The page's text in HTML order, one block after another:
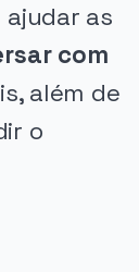
ajudar as
com
além de
o